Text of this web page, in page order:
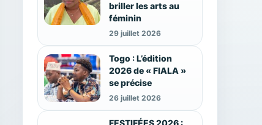
briller les arts au
féminin
29 juillet 2026
Togo : L’édition
2026 de « FIALA »
se précise
26 juillet 2026
FESTIFÉES 2026 :